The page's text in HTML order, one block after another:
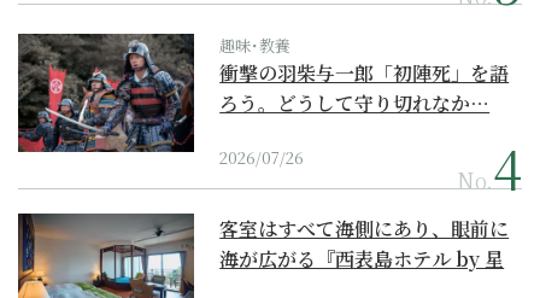
趣味･教養
衝撃の羽柴与一郎「初陣死」を語
ろう。どうして守り切れなか…
2026/07/26
No.
客室はすべて海側にあり、眼前に
海が広がる『西表島ホテル by 星